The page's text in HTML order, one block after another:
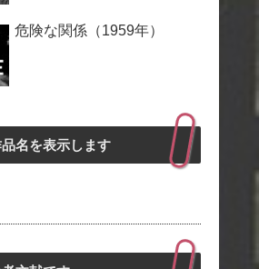
危険な関係（1959年）
名を表示します